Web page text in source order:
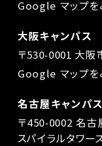
Google マップを
大阪キャンパス
〒530-0001 大阪
Google マップを
名古屋キャンパス
〒450-0002 名
スパイラルタワー